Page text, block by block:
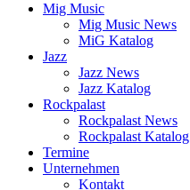
Mig Music
Mig Music News
MiG Katalog
Jazz
Jazz News
Jazz Katalog
Rockpalast
Rockpalast News
Rockpalast Katalog
Termine
Unternehmen
Kontakt